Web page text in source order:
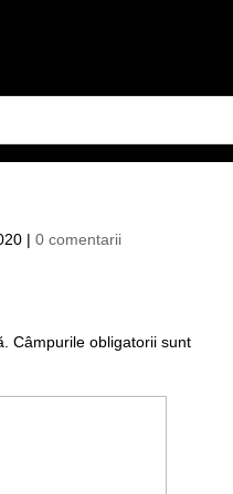
|0 comentarii
Câmpurile obligatorii sunt